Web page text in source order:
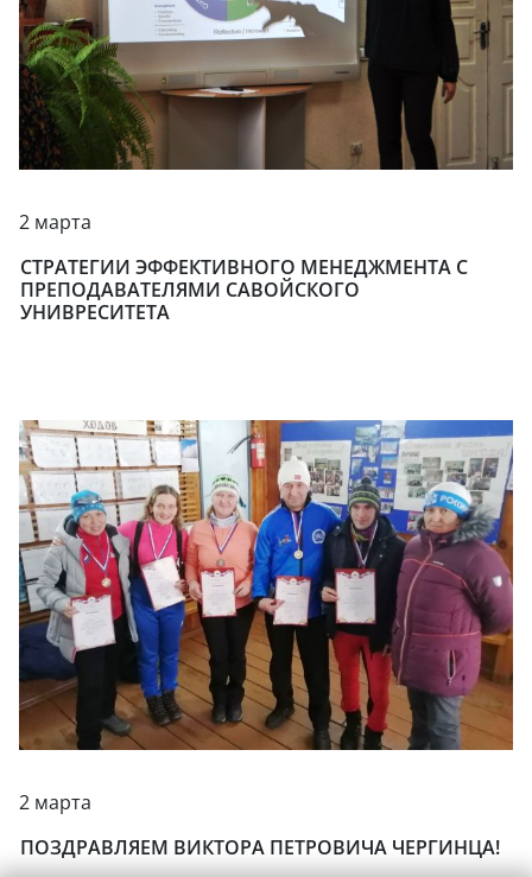
2 марта
СТРАТЕГИИ ЭФФЕКТИВНОГО МЕНЕДЖМЕНТА С
ПРЕПОДАВАТЕЛЯМИ САВОЙСКОГО
УНИВРЕСИТЕТА
2 марта
ПОЗДРАВЛЯЕМ ВИКТОРА ПЕТРОВИЧА ЧЕРГИНЦА!